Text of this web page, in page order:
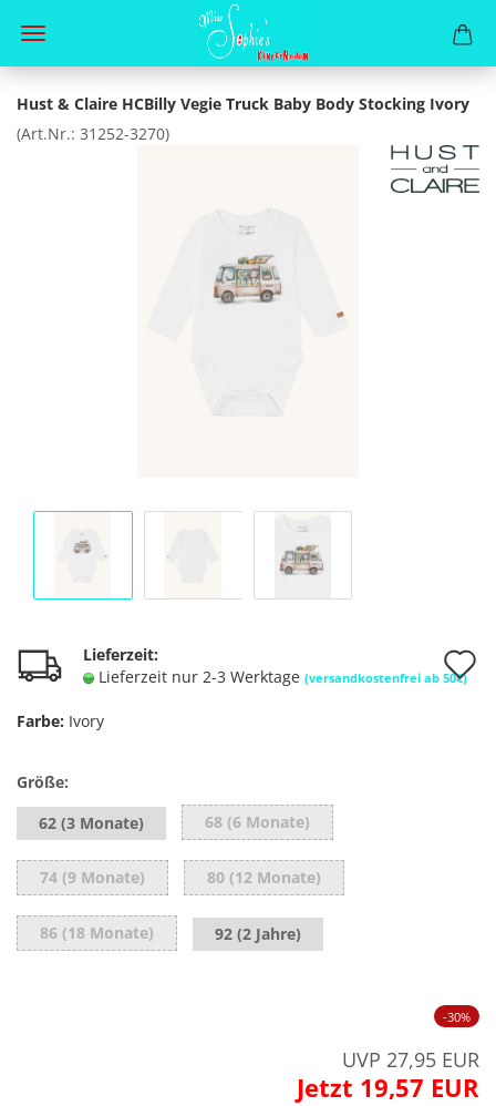
Hust & Claire HCBilly Vegie Truck Baby Body Stocking Ivory
(Art.Nr.: 31252-3270)
Lieferzeit:
Lieferzeit nur 2-3 Werktage (versandkostenfrei ab 50€)
Farbe: Ivory
Größe:
62 (3 Monate)
68 (6 Monate)
74 (9 Monate) 80 (12 Monate)
86 (18 Monate) 92 (2 Jahre)
-30%
UVP 27,95 EUR
Jetzt 19,57 EUR